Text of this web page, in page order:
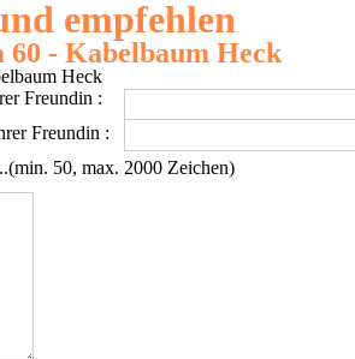
empfehlen
- Kabelbaum Heck
Heck
Freundin :
Freundin :
50, max. 2000 Zeichen)